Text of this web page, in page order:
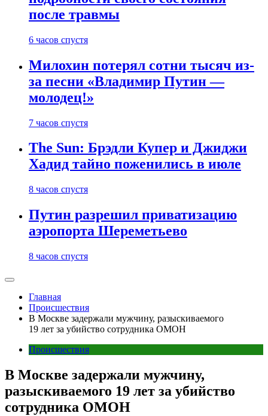
после травмы
6 часов спустя
Милохин потерял сотни тысяч из-
за песни «Владимир Путин —
молодец!»
7 часов спустя
The Sun: Брэдли Купер и Джиджи
Хадид тайно поженились в июле
8 часов спустя
Путин разрешил приватизацию
аэропорта Шереметьево
8 часов спустя
Главная
Происшествия
В Москве задержали мужчину, разыскиваемого
19 лет за убийство сотрудника ОМОН
Происшествия
В Москве задержали мужчину,
разыскиваемого 19 лет за убийство
сотрудника ОМОН